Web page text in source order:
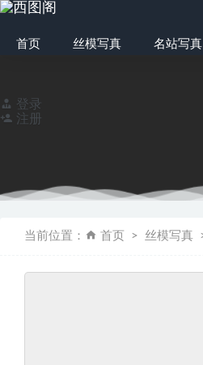
首页 丝模写真 名站写真
登录
注册
当前位置： 首页 丝模写真